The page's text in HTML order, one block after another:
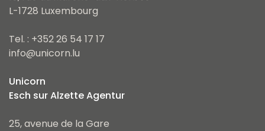
L-1728 Luxembourg
Tel. : +352 26 54 17 17
info@unicorn.lu
Unicorn
Esch sur Alzette Agentur
25, avenue de la Gare